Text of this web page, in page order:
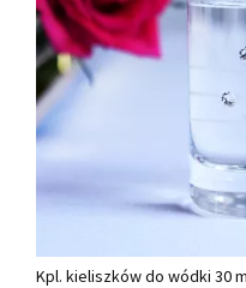
Kpl. kieliszków do wódki 30